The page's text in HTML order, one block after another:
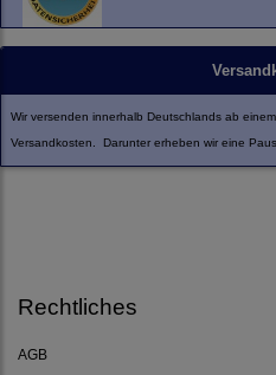
Wir versenden innerhalb Deutschlands ab
Versandkosten. Darunter erheben wir eine
Rechtliches
AGB